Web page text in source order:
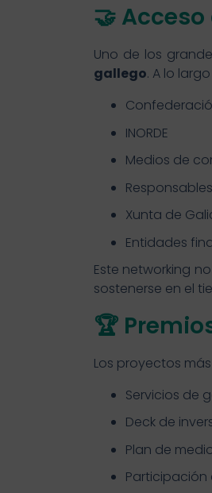
🤝
Uno de los
gallego. A lo
INORDE
Medios de
Xunta de
Entidades
Este networking
sostenerse en el
🏆
Los proyectos
Servicios de
Deck de
Plan de